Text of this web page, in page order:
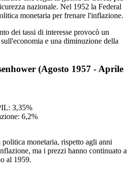
nazionale. Nel 1952 la Federal
monetaria per frenare l'inflazione.
dei tassi di interesse provocò un
e una diminuzione della
(Agosto 1957 - Aprile
3,35%
6,2%
monetaria, rispetto agli anni
ma i prezzi hanno continuato a
al 1959.